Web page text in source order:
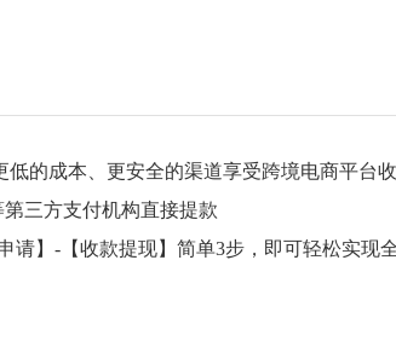
成本、更安全的渠道享受跨境电商平台收
三方支付机构直接提款
】-【收款提现】简单3步，即可轻松实现全